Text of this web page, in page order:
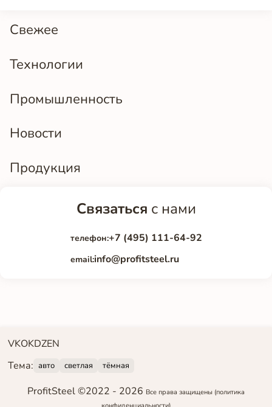
Свежее
Технологии
Промышленность
Новости
Продукция
Связаться с нами
телефон:+7 (495) 111-64-92
email:info@profitsteel.ru
VKOKDZEN
Тема: авто светлая тёмная
ProfitSteel ©2022 - 2026 Все права защищены (политика